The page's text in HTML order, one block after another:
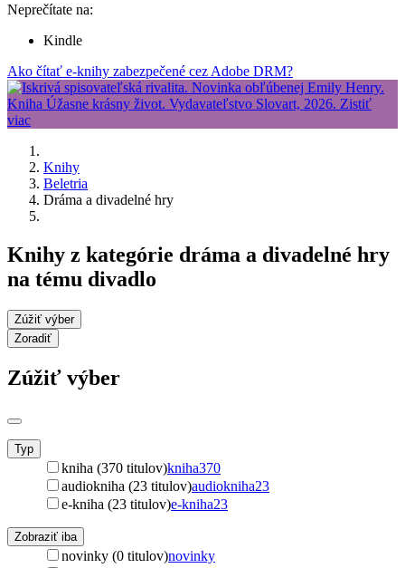
Neprečítate na:
Kindle
Ako čítať e-knihy zabezpečené cez Adobe DRM?
Knihy
Beletria
Dráma a divadelné hry
Knihy z kategórie dráma a divadelné hry
na tému divadlo
Zúžiť výber
Zoradiť
Zúžiť výber
Typ
kniha (370 titulov)kniha370
audiokniha (23 titulov)audiokniha23
e-kniha (23 titulov)e-kniha23
Zobraziť iba
novinky (0 titulov)novinky